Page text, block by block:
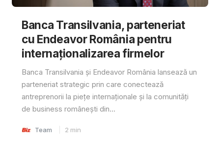
Banca Transilvania, parteneriat
cu Endeavor România pentru
internaționalizarea firmelor
Banca Transilvania și Endeavor România lansează un
parteneriat strategic prin care conectează
antreprenorii la piețe internaționale și la comunități
de business românești din...
Team 2 min